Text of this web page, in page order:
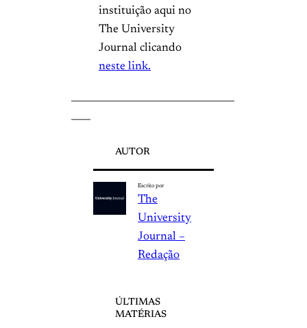
instituição aqui no
The University
Journal clicando
neste link.
AUTOR
Escrito por
The
University
Journal –
Redação
ÚLTIMAS
MATÉRIAS